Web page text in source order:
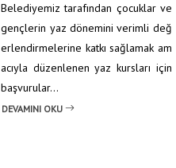
Belediyemiz tarafından çocuklar ve
gençlerin yaz dönemini verimli değ
erlendirmelerine katkı sağlamak am
acıyla düzenlenen yaz kursları için
başvurular...
DEVAMINI OKU